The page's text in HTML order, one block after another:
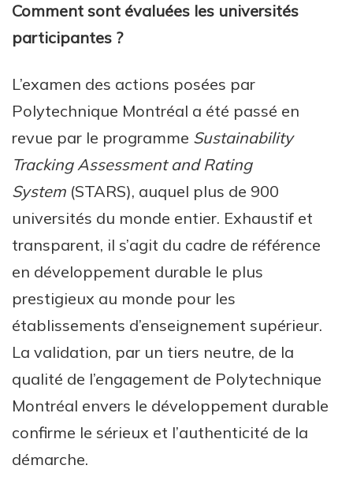
Comment sont évaluées les universités
participantes ?
L’examen des actions posées par
Polytechnique Montréal a été passé en
revue par le programme Sustainability
Tracking Assessment and Rating
System (STARS), auquel plus de 900
universités du monde entier. Exhaustif et
transparent, il s’agit du cadre de référence
en développement durable le plus
prestigieux au monde pour les
établissements d’enseignement supérieur.
La validation, par un tiers neutre, de la
qualité de l’engagement de Polytechnique
Montréal envers le développement durable
confirme le sérieux et l’authenticité de la
démarche.